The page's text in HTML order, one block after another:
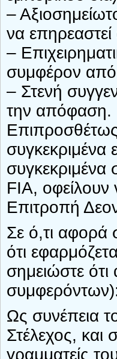
–
να
–
συμφέρον
– Στενή
την απόφαση.
FIA,
Επιτροπή
Σε ό,τι αφορά
ότι
σημειώστε
Ως συνέπεια
Στέλεχος, και
γραμματείς